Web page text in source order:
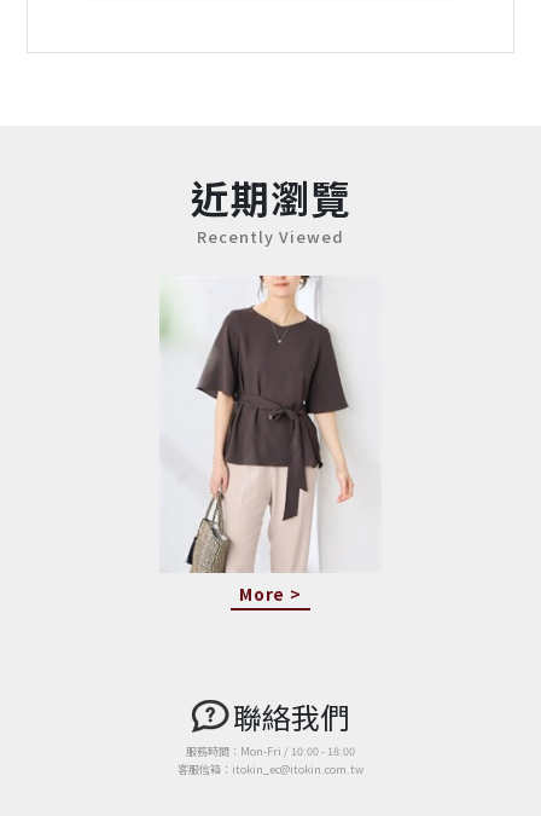
近期瀏覽
Recently Viewed
More >
聯絡我們
服務時間：Mon-Fri / 10:00 - 18:00
客服信箱：itokin_ec@itokin.com.tw